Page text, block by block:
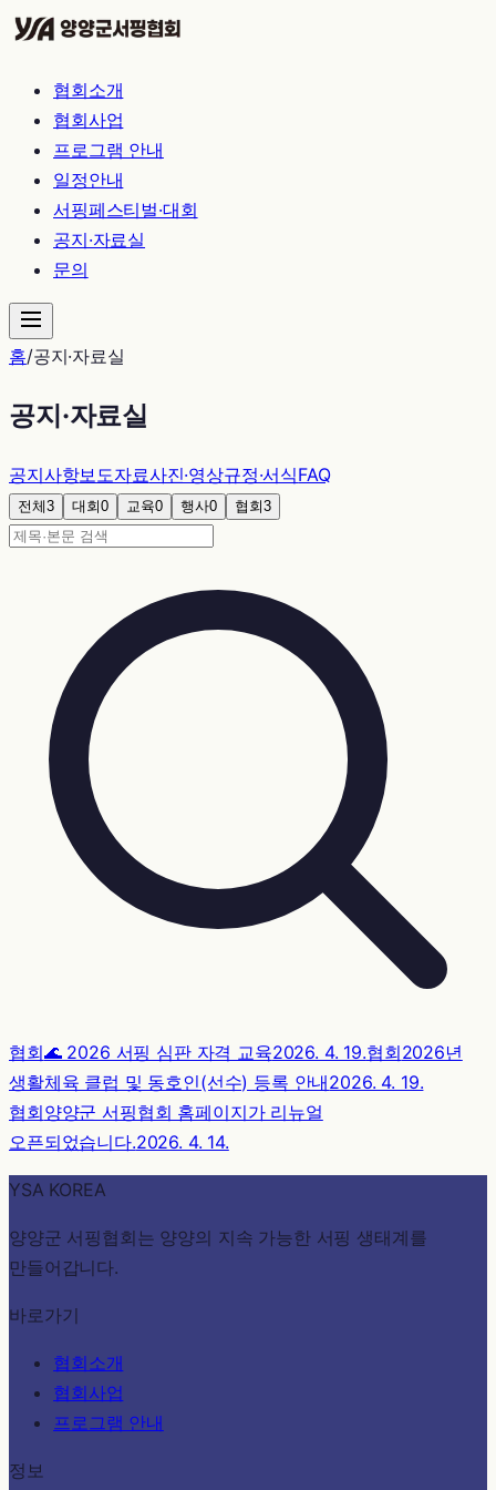
협회소개
협회사업
프로그램 안내
일정안내
서핑페스티벌·대회
공지·자료실
문의
홈/공지·자료실
공지·자료실
공지사항보도자료사진·영상규정·서식FAQ
전체3 대회0 교육0 행사0 협회3
협회🌊 2026 서핑 심판 자격 교육2026. 4. 19.협회2026년
생활체육 클럽 및 동호인(선수) 등록 안내2026. 4. 19.
협회양양군 서핑협회 홈페이지가 리뉴얼
오픈되었습니다.2026. 4. 14.
YSA KOREA
양양군 서핑협회는 양양의 지속 가능한 서핑 생태계를
만들어갑니다.
바로가기
협회소개
협회사업
프로그램 안내
정보